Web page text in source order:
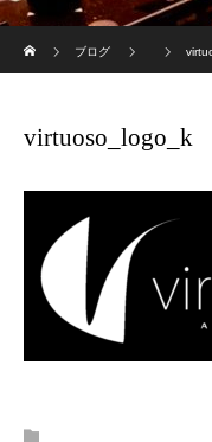
ブログ
virtuoso_logo_k